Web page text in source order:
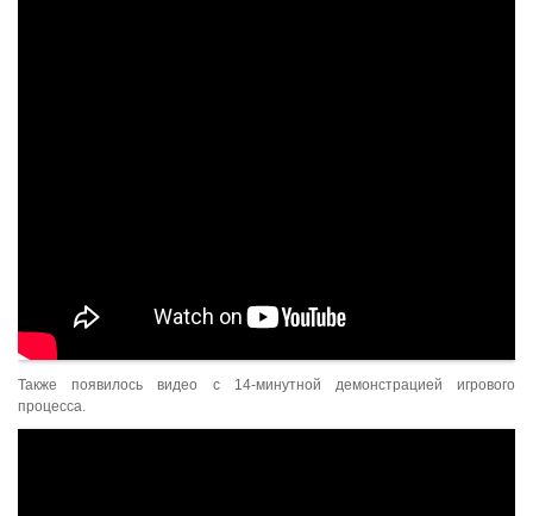
Также появилось видео с 14-минутной демонстрацией игрового
процесса.